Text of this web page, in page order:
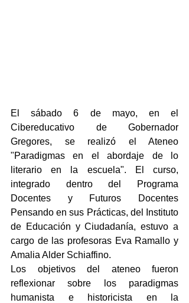
El sábado 6 de mayo, en el
Cibereducativo de Gobernador
Gregores, se realizó el Ateneo
"Paradigmas en el abordaje de lo
literario en la escuela". El curso,
integrado dentro del Programa
Docentes y Futuros Docentes
Pensando en sus Prácticas, del Instituto
de Educación y Ciudadanía, estuvo a
cargo de las profesoras Eva Ramallo y
Amalia Alder Schiaffino.
Los objetivos del ateneo fueron
reflexionar sobre los paradigmas
humanista e historicista en la